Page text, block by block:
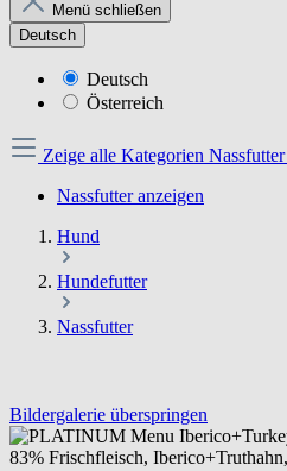
Menü schließen
Deutsch
Deutsch
Österreich
Zeige alle Kategorien Nassfutter
Nassfutter anzeigen
Hund
Hundefutter
Nassfutter
Bildergalerie überspringen